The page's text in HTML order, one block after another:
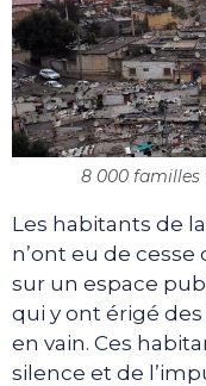
8 000 familles
Les habitants de
n’ont eu de cesse
sur un espace
qui y ont érigé
en vain. Ces
silence et de